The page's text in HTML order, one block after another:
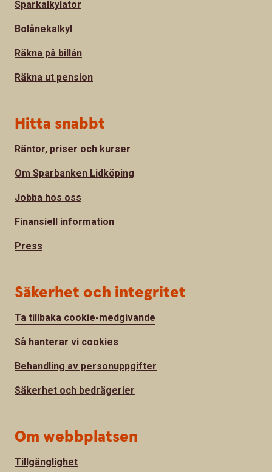
Sparkalkylator
Bolånekalkyl
Räkna på billån
Räkna ut pension
Hitta snabbt
Räntor, priser och kurser
Om Sparbanken Lidköping
Jobba hos oss
Finansiell information
Press
Säkerhet och integritet
Ta tillbaka cookie-medgivande
Så hanterar vi cookies
Behandling av personuppgifter
Säkerhet och bedrägerier
Om webbplatsen
Tillgänglighet